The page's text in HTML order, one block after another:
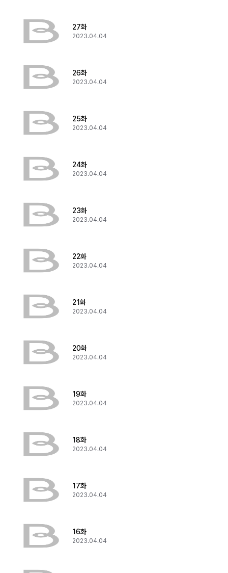
27화
2023.04.04
26화
2023.04.04
25화
2023.04.04
24화
2023.04.04
23화
2023.04.04
22화
2023.04.04
21화
2023.04.04
20화
2023.04.04
19화
2023.04.04
18화
2023.04.04
17화
2023.04.04
16화
2023.04.04